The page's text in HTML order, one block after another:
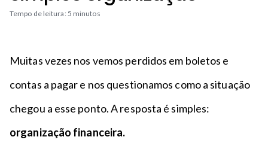
n
c
a
a
p
Tempo de leitura: 5 minutos
Muitas vezes nos vemos perdidos em boletos e
contas a pagar e nos questionamos como a situação
chegou a esse ponto. A resposta é simples:
organização financeira.